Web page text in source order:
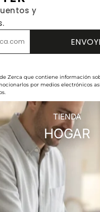
y
Zerca que contiene información
por medios electrónicos
TIENDA
HOGAR